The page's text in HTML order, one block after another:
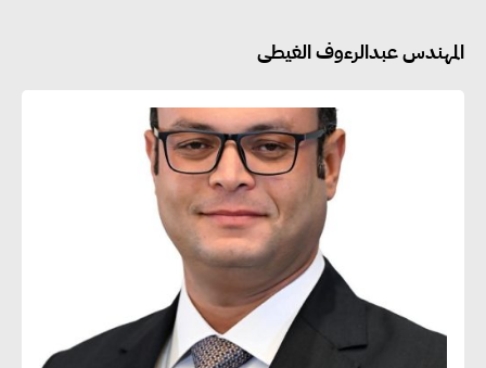
المهندس عبدالرءوف الغيطى